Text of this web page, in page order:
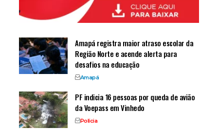
Amapá registra maior atraso escolar da
Região Norte e acende alerta para
desafios na educação
Amapá
PF indicia 16 pessoas por queda de avião
da Voepass em Vinhedo
Polícia